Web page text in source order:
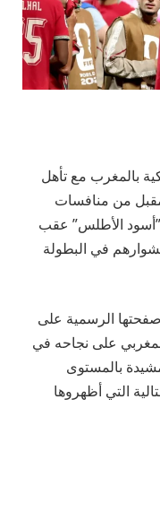
بالمغرب مع تأهل
من منافسات
لـ”أسود الأطلس” عقب
في البطولة
الرسمية على
على نجاحه في
بالمستوى
التي أظهروها